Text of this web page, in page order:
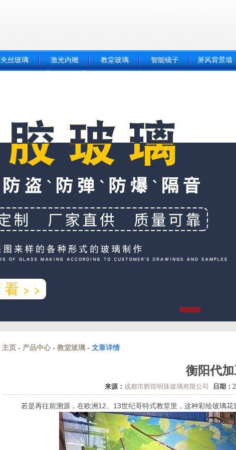
夹丝玻璃 激光内雕 教堂玻璃 智能镜子 屏风背景墙
主页 - 产品中心- 教堂玻璃 - 文章详情
衡阳代
来源： 成都市辉煌明珠玻璃有限公司 日期：
若是再往前溯源，在欧洲12、13世纪哥特式教堂里，这种彩绘玻璃